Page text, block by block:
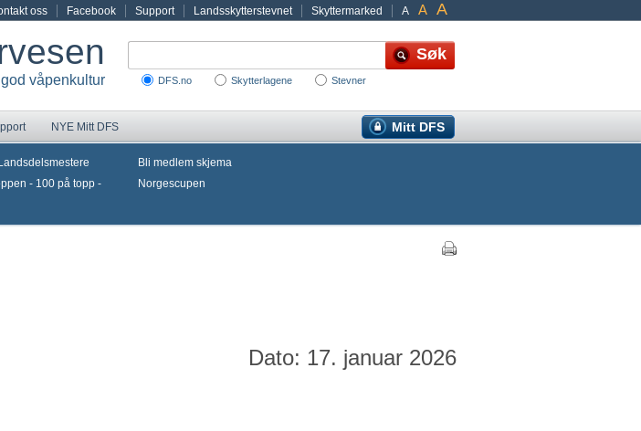
A A A
oss Facebook Support Landsskytterstevnet Skyttermarked
våpenkultur DFS.no Skytterlagene Stevner
Mitt DFS
NYE Mitt DFS
- 100 på topp -
Bli medlem skjema
Norgescupen
Dato: 17. januar 2026